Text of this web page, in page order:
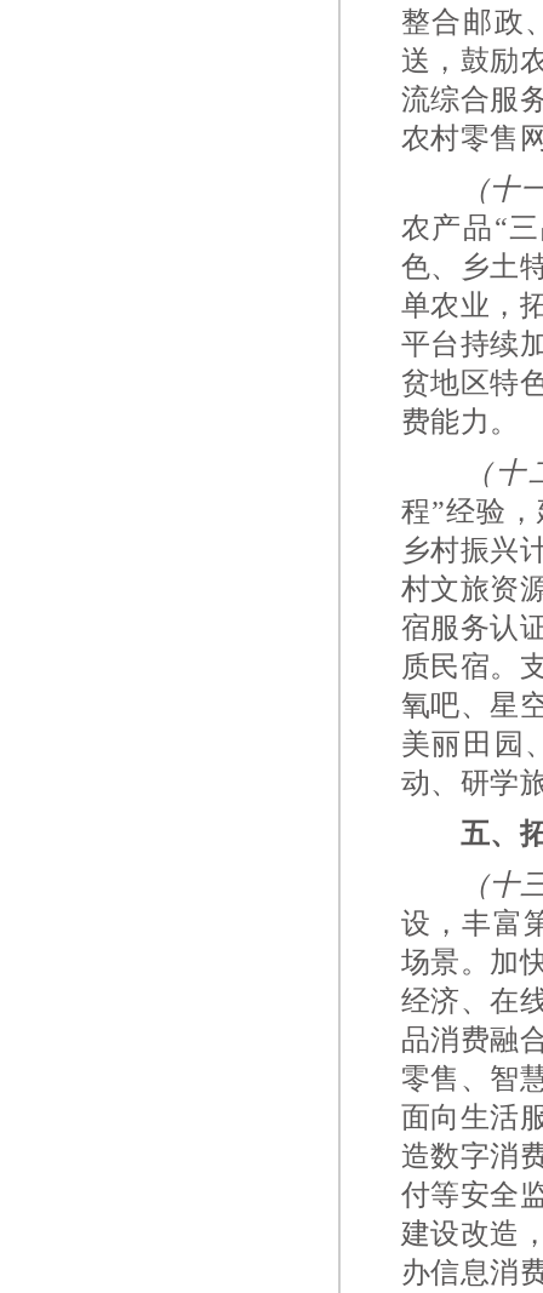
整合邮政
送，鼓励
流综合服
农村零售
（十
农产品“
色、乡土
单农业，
平台持续
贫地区特
费能力。
（
程”经验
乡村振兴
村文旅资
宿服务认
质民宿。
氧吧、星
美丽田园
动、研学
五、
（十
设，丰富
场景。加
经济、在
品消费融
零售、智
面向生活
造数字消
付等安全
建设改造
办信息消